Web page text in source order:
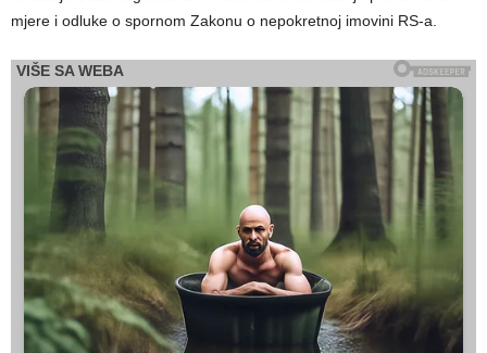
mjere i odluke o spornom Zakonu o nepokretnoj imovini RS-a.